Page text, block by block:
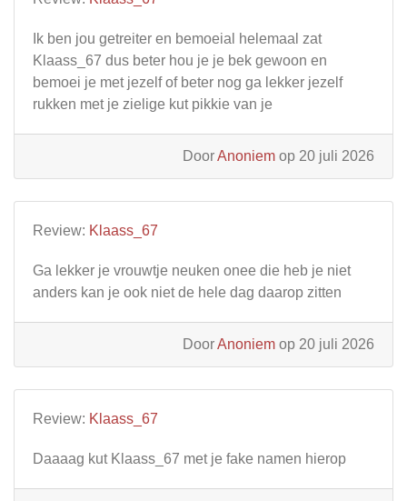
Ik ben jou getreiter en bemoeial helemaal zat
Klaass_67 dus beter hou je je bek gewoon en
bemoei je met jezelf of beter nog ga lekker jezelf
rukken met je zielige kut pikkie van je
DoorAnoniem op 20 juli 2026
Review: Klaass_67
Ga lekker je vrouwtje neuken onee die heb je niet
anders kan je ook niet de hele dag daarop zitten
DoorAnoniem op 20 juli 2026
Review: Klaass_67
Daaaag kut Klaass_67 met je fake namen hierop